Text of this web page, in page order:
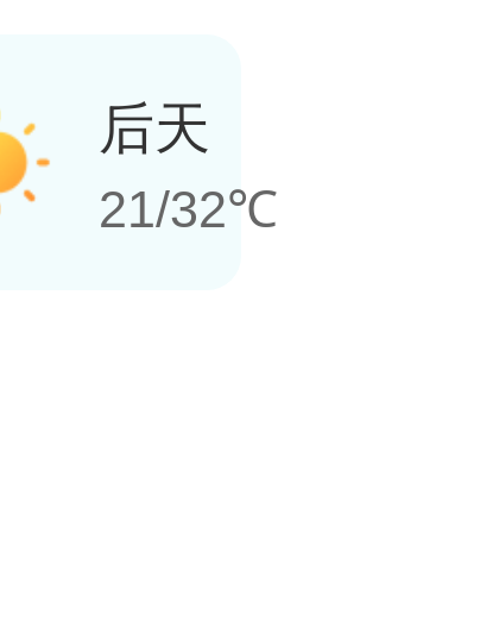
后天
21/32℃